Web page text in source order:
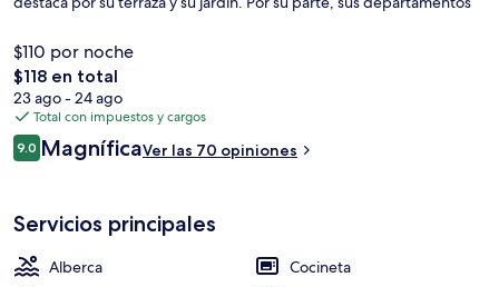
con menú de almohadas.
$110 por noche
El
precio
total
es
de
$118 en total
23 ago - 24 ago
Total con impuestos y cargos
Opiniones
9.09.0 de 10,
MagníficaVer las 70 opiniones
Servicios principales
Alberca
Cocineta